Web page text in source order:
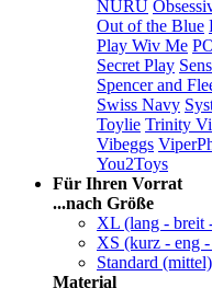
NURU
Out of the Blue
Play Wiv Me
Secret Play
Spencer and
Swiss Navy
Toylie Trinity
Vibeggs
You2Toys
Für Ihren Vorrat
...nach Größe
XL (lang - breit
XS (kurz - eng
Standard (mittel)
Material